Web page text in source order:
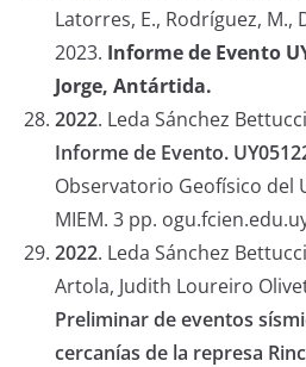
Latorres, E., Rodríguez, M.,
2023. Informe de Evento
Jorge, Antártida.
2022. Leda Sánchez
Informe de Evento.
Observatorio Geofísico del
MIEM. 3 pp.
2022. Leda Sánchez
Artola, Judith Loureiro
Preliminar de eventos
cercanías de la represa